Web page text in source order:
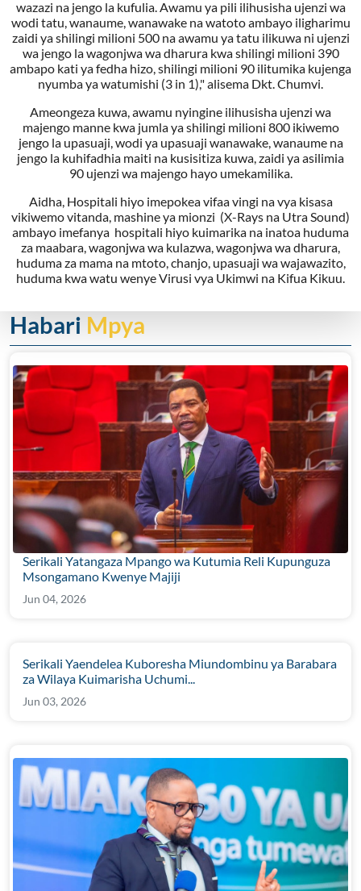
wazazi na jengo la kufulia. Awamu ya pili ilihusisha ujenzi wa
wodi tatu, wanaume, wanawake na watoto ambayo iligharimu
zaidi ya shilingi milioni 500 na awamu ya tatu ilikuwa ni ujenzi
wa jengo la wagonjwa wa dharura kwa shilingi milioni 390
ambapo kati ya fedha hizo, shilingi milioni 90 ilitumika kujenga
nyumba ya watumishi (3 in 1)," alisema Dkt. Chumvi.
Ameongeza kuwa, awamu nyingine ilihusisha ujenzi wa
majengo manne kwa jumla ya shilingi milioni 800 ikiwemo
jengo la upasuaji, wodi ya upasuaji wanawake, wanaume na
jengo la kuhifadhia maiti na kusisitiza kuwa, zaidi ya asilimia
90 ujenzi wa majengo hayo umekamilika.
Aidha, Hospitali hiyo imepokea vifaa vingi na vya kisasa
vikiwemo vitanda, mashine ya mionzi (X-Rays na Utra Sound)
ambayo imefanya hospitali hiyo kuimarika na inatoa huduma
za maabara, wagonjwa wa kulazwa, wagonjwa wa dharura,
huduma za mama na mtoto, chanjo, upasuaji wa wajawazito,
huduma kwa watu wenye Virusi vya Ukimwi na Kifua Kikuu.
Habari Mpya
Serikali Yatangaza Mpango wa Kutumia Reli Kupunguza
Msongamano Kwenye Majiji
Jun 04, 2026
Serikali Yaendelea Kuboresha Miundombinu ya Barabara
za Wilaya Kuimarisha Uchumi...
Jun 03, 2026